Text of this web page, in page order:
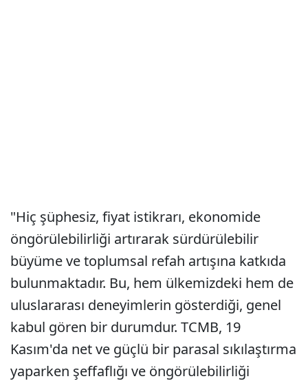
"Hiç şüphesiz, fiyat istikrarı, ekonomide
öngörülebilirliği artırarak sürdürülebilir
büyüme ve toplumsal refah artışına katkıda
bulunmaktadır. Bu, hem ülkemizdeki hem de
uluslararası deneyimlerin gösterdiği, genel
kabul gören bir durumdur. TCMB, 19
Kasım'da net ve güçlü bir parasal sıkılaştırma
yaparken şeffaflığı ve öngörülebilirliği